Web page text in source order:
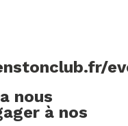
nous
à nos